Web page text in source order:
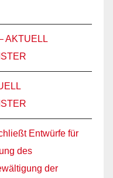
AKTUELL
Entwürfe für
des
der